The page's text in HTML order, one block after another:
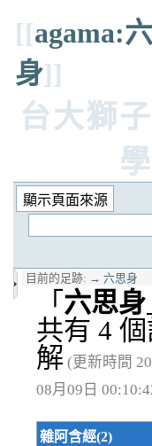
[[agama:
身]]
台大獅
目前的足跡: → 六思身
「 六思身
共有 4
解 (更新時間
08月09日
雜阿含經(2)